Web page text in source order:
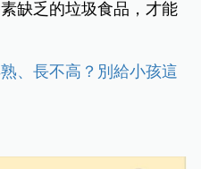
缺乏的垃圾食品，才能
、長不高？別給小孩這